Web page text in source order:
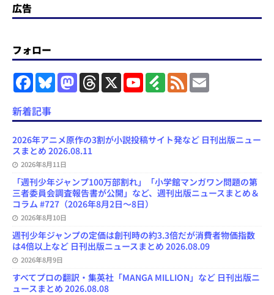
広告
フォロー
F
a
e
b
o
k
B
s
y
M
a
o
o
n
T
h
a
s
X
Y
o
u
e
C
e
l
F
e
l
F
e
l
新着記事
2026年アニメ原作の3割が小説投稿サイト発など 日刊出版ニュー
スまとめ 2026.08.11
2026年8月11日
「週刊少年ジャンプ100万部割れ」「小学館マンガワン問題の第
三者委員会調査報告書が公開」など、週刊出版ニュースまとめ＆
コラム #727（2026年8月2日～8日）
2026年8月10日
週刊少年ジャンプの定価は創刊時の約3.3倍だが消費者物価指数
は4倍以上など 日刊出版ニュースまとめ 2026.08.09
2026年8月9日
すべてプロの翻訳・集英社「MANGA MILLION」など 日刊出版ニ
ュースまとめ 2026.08.08